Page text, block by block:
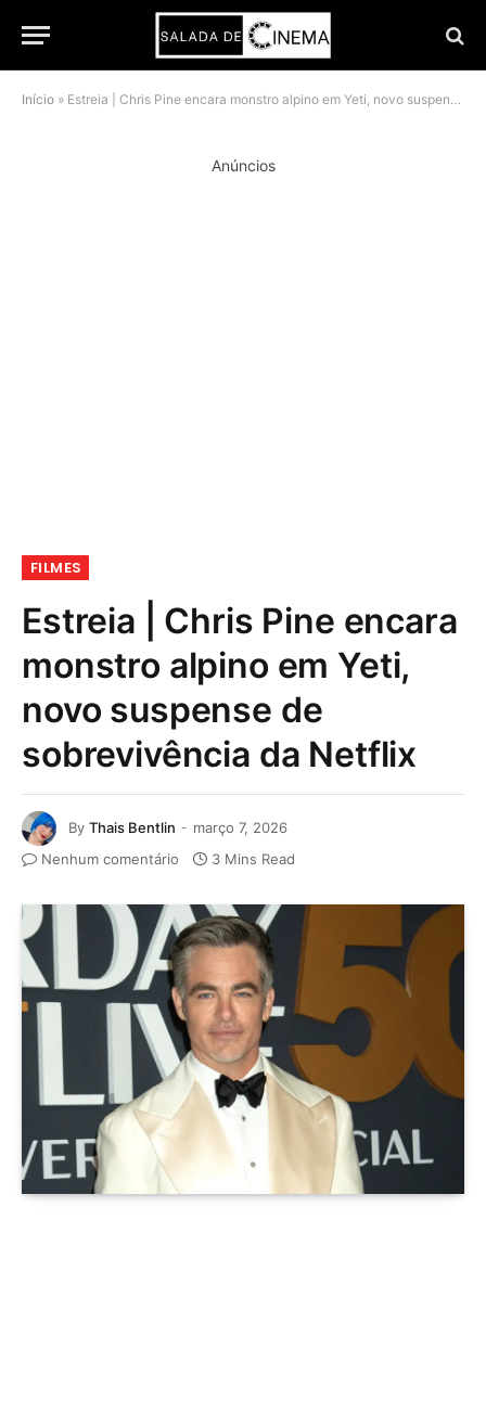
Início » Estreia | Chris Pine encara monstro alpino em Yeti, novo suspense de sobrevivência da Netflix
Anúncios
FILMES
Estreia | Chris Pine encara
monstro alpino em Yeti,
novo suspense de
sobrevivência da Netflix
By Thais Bentlin
março 7, 2026
Nenhum comentário
3 Mins Read